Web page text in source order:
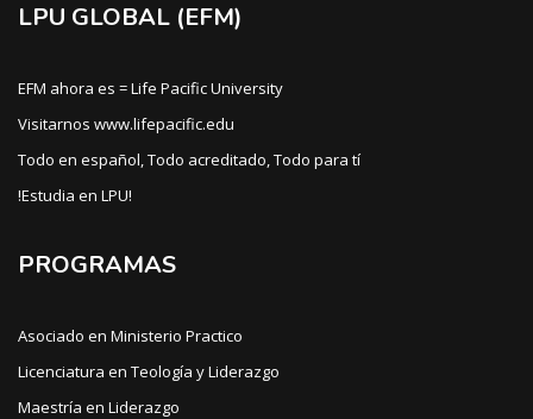
LPU GLOBAL (EFM)
EFM ahora es = Life Pacific University
Visitarnos www.lifepacific.edu
Todo en español, Todo acreditado, Todo para tí
!Estudia en LPU!
PROGRAMAS
Asociado en Ministerio Practico
Licenciatura en Teología y Liderazgo
Maestría en Liderazgo